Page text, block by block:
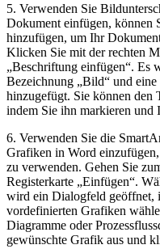
5. Verwenden Sie
Dokument einfügen,⁣ können
hinzufügen, um Ihr
Klicken Sie mit der rechten
„Beschriftung‍ einfügen“. Es
Bezeichnung „Bild“ und
hinzugefügt. Sie können den
indem ​Sie ihn markieren und
6. Verwenden Sie die
Grafiken⁣ in Word einzufügen,
zu verwenden. Gehen Sie
Registerkarte⁢ „Einfügen“.
​wird ein Dialogfeld geöffnet,
vordefinierten Grafiken
Diagramme oder
gewünschte Grafik aus ‌und